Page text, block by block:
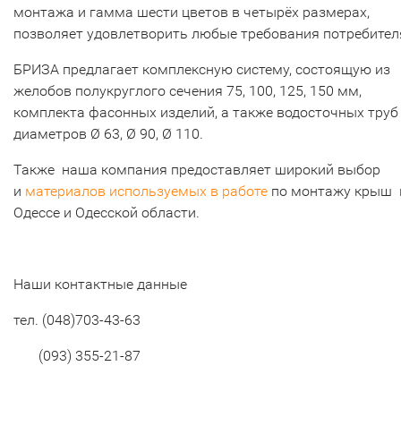
монтажа и гамма шести цветов в четырёх размерах,
позволяет удовлетворить любые требования
БРИЗА предлагает комплексную систему, состоящую из
желобов полукруглого сечения 75, 100, 125, 150 мм,
комплекта фасонных изделий, а также водосточных труб
диаметров Ø 63, Ø 90, Ø 110.
Также наша компания предоставляет широкий выбор
и материалов используемых в работе по монтажу крыш
Одессе и Одесской области.
Наши контактные данные
тел. (048)703-43-63
(093) 355-21-87